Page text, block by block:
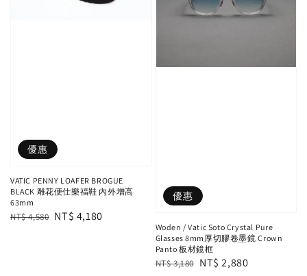
優惠
VATIC PENNY LOAFER BROGUE
BLACK 雕花便仕樂福鞋 內外增高
63mm
Regular
NT$ 4,580 Sale
NT$ 4,180
優惠
Woden / Vatic Soto Crystal Pure
Glasses 8mm厚切膠卷墨鏡 Crown
Panto 板材鏡框
Regular
NT$ 3,180 Sale
NT$ 2,880